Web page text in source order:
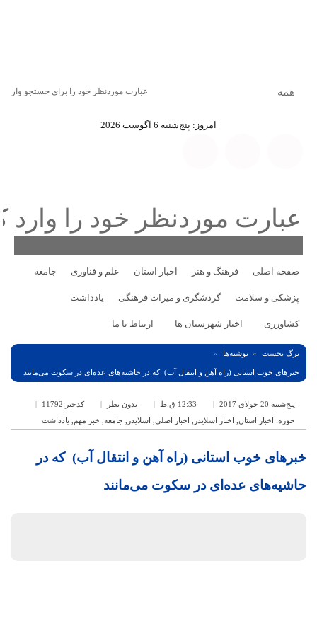
امروز: پنج‌شنبه 6 آگوست 2026
صفحه اصلی فرهنگ و هنر اخبار استان علم و فناوری جامعه
پزشکی و سلامت گردشگری و میراث فرهنگی یادداشت
کشاورزی اخبار شهرستان ها ارتباط با ما
برگ نخست نوشته‌ها
خبرهای خوب استانی (راه آهن و انتقال آب) که در حاشیه‌های عده‌ای در سکوت می‌مانند
پنج‌شنبه 20 جولای 2017 12:33 ق.ظ بدون نظر
کدخبر:11792
حوزه: اخبار استان اخبار اسلایدر اخبار اصلی اسلایدر جامعه خبر مهم یادداشت
خبرهای خوب استانی (راه آهن و انتقال آب) که در
حاشیه‌های عده‌ای در سکوت می‌مانند